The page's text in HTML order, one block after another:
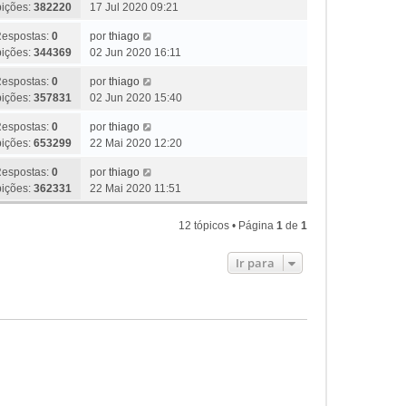
382220
17 Jul 2020 09:21
0
344369
por thiago
02 Jun 2020 16:11
0
357831
por thiago
02 Jun 2020 15:40
0
653299
por thiago
22 Mai 2020 12:20
0
362331
por thiago
22 Mai 2020 11:51
12 tópicos • Página 1 de 1
Ir para